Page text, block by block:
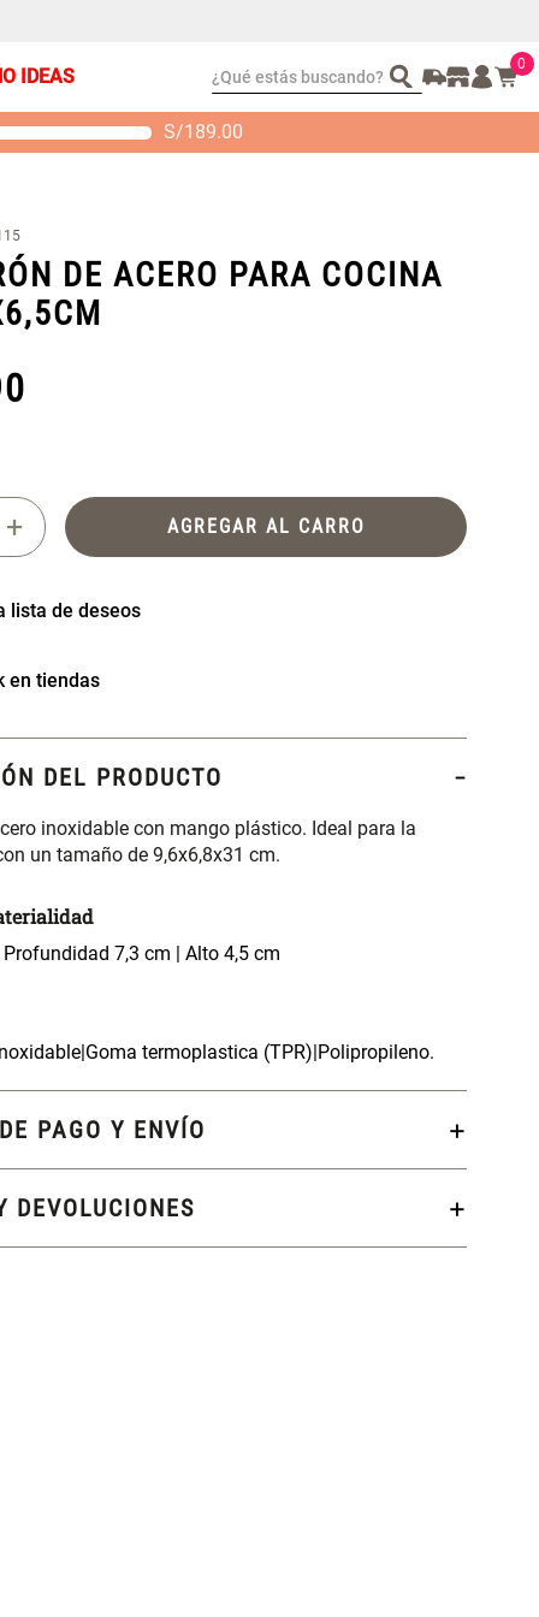
IDEAS ¿Qué estás buscando? 0
S/189.00
DE ACERO PARA COCINA
+ AGREGAR AL CARRO
en tiendas
DEL PRODUCTO
inoxidable con mango plástico. Ideal para la
un tamaño de 9,6x6,8x31 cm.
7,3 cm | Alto 4,5 cm
termoplastica (TPR)|Polipropileno.
PAGO Y ENVÍO
DEVOLUCIONES
2 Almohadas
Set Sábanas Algodón